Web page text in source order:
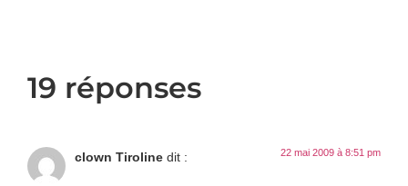
19 réponses
clown Tiroline dit : 22 mai 2009 à 8:51 pm